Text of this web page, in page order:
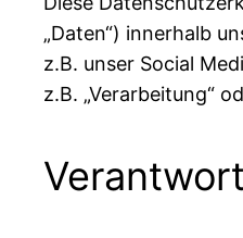
„Daten“) innerhalb
z.B. unser Social
z.B. „Verarbeitung“